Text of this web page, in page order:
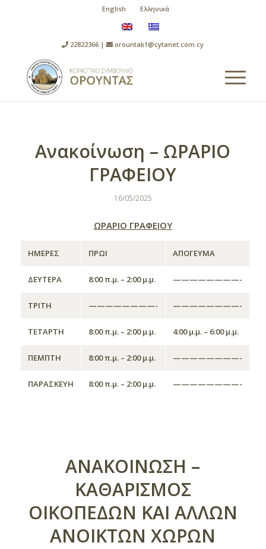
English Ελληνικά
22822366 | orountak1@cytanet.com.cy
Ανακοίνωση – ΩΡΑΡΙΟ
ΓΡΑΦΕΙΟΥ
16/05/2025
ΩΡΑΡΙΟ ΓΡΑΦΕΙΟΥ
ΗΜΕΡΕΣ ΠΡΩΙ ΑΠΟΓΕΥΜΑ
ΔΕΥΤΕΡΑ 8:00 π.μ. – 2:00 μ.μ. ————————-
ΤΡΙΤΗ ————————- ————————-
ΤΕΤΑΡΤΗ 8:00 π.μ. – 2:00 μ.μ. 4:00 μ.μ. – 6:00 μ.μ.
ΠΕΜΠΤΗ 8:00 π.μ. – 2:00 μ.μ. ————————-
ΠΑΡΑΣΚΕΥΗ 8:00 π.μ. – 2:00 μ.μ. ————————-
ΑΝΑΚΟΙΝΩΣΗ –
ΚΑΘΑΡΙΣΜΟΣ
ΟΙΚΟΠΕΔΩΝ ΚΑΙ ΑΛΛΩΝ
ΑΝΟΙΚΤΩΝ ΧΩΡΩΝ